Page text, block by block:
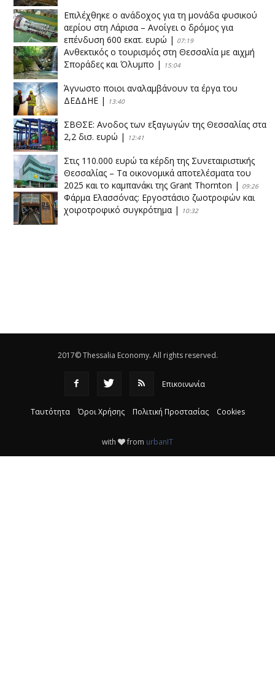
Επιλέχθηκε ο ανάδοχος για τη μονάδα φυσικού
αερίου στη Λάρισα – Ανοίγει ο δρόμος για
επένδυση 600 εκατ. ευρώ | 07:19
Ανθεκτικός ο τουρισμός στη Θεσσαλία με αιχμή
Σποράδες και Όλυμπο | 15:04
Άγνωστο ποιοι αναλαμβάνουν τα έργα του
ΔΕΔΔΗΕ | 13:40
ΣΒΘΣΕ: Aνοδος των εξαγωγών της Θεσσαλίας στα
2,2 δισ. ευρώ | 12:41
Στις 110.000 ευρώ τα κέρδη της Συνεταιριστικής
Θεσσαλίας – Τα οικονομικά αποτελέσματα του
2025 και το καμπανάκι της Grant Thornton | 09:26
Φάρμα Ελασσόνας: Εργοστάσιο ζωοτροφών και
χοιροτροφικό συγκρότημα | 10:32
2017© Thessalia Economy. All rights reserved.
Επικοινωνία
Ταυτότητα Όροι Χρήσης Πολιτική Προστασίας Cookies
with from urbanIT